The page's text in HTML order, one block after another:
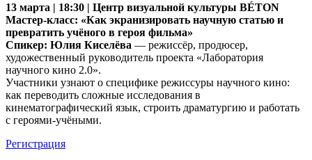
13 марта | 18:30 | Центр визуальной культуры BÉTON
Мастер-класс: «Как экранизировать научную статью и
превратить учёного в героя фильма»
Спикер: Юлия Киселёва — режиссёр, продюсер,
художественный руководитель проекта «Лаборатория
научного кино 2.0».
Участники узнают о специфике режиссуры научного кино:
как переводить сложные исследования в
кинематографический язык, строить драматургию и работать
с героями-учёными.
Регистрация